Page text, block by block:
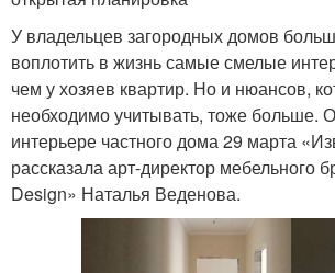
У владельцев загородных домов
воплотить в жизнь самые смелые
чем у хозяев квартир. Но и нюансов,
необходимо учитывать, тоже больше.
интерьере частного дома 29 марта
рассказала арт-директор мебельного
Design» Наталья Веденова.